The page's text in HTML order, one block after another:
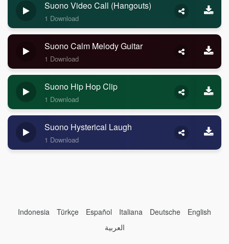
Suono Video Call (Hangouts)
1 Download
Suono Calm Melody Guitar
1 Download
Suono Hip Hop Clip
1 Download
Suono Hysterical Laugh
1 Download
Indonesia Türkçe Español Italiana Deutsche
English
العربية